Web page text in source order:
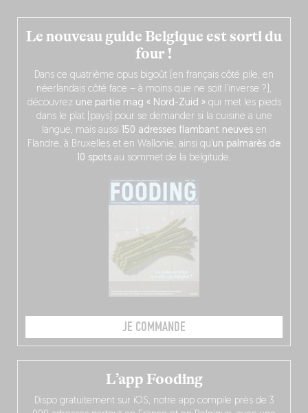
Le nouveau guide Belgique est sorti du
four !
Dans ce quatrième opus bigoût (en français côté pile, en
néerlandais côté face – à moins que ne soit l’inverse ?),
découvrez une partie mag « Nord-Zuid » qui met les pieds
dans le plat (pays) pour se demander si la cuisine a une
langue, mais aussi 150 adresses flambant neuvesen
Flandre, à Bruxelles et en Wallonie, ainsi qu’ un palmarès de
10 spots au sommet de la belgitude.
JE COMMANDE
L’app Fooding
Dispo gratuitement sur iOS, notre app compile près de 3